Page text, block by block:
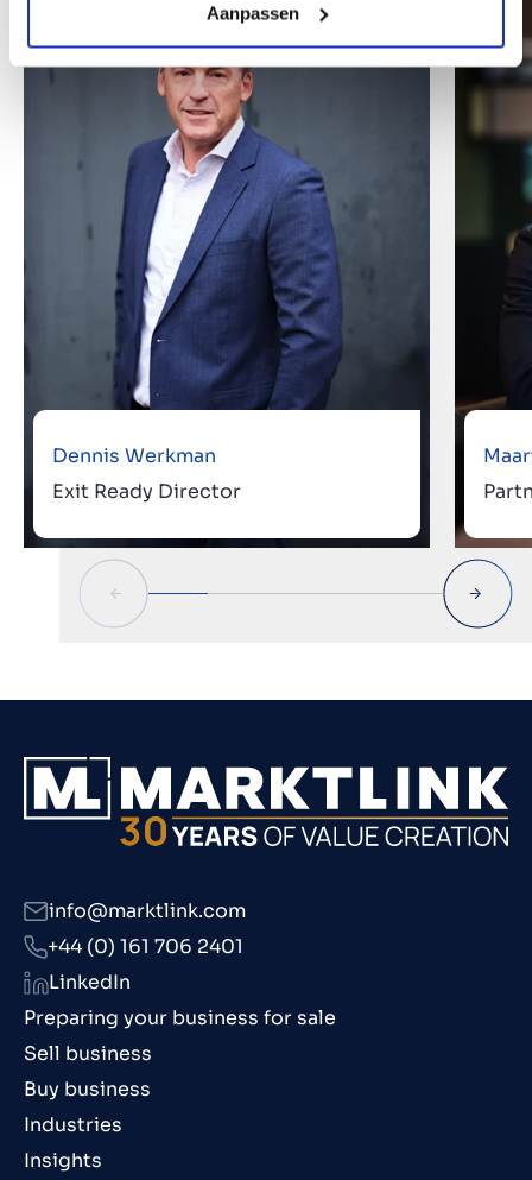
Aanpassen
Dennis Werkman
Exit Ready Director
Preparing your business for sale
Sell business
Buy business
Industries
Insights
info@marktlink.com
+44 (0) 161 706 2401
LinkedIn